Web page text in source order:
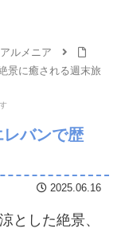
ルメニア
景に癒される週末旅
レバンで歴
2025.06.16
とした絶景、